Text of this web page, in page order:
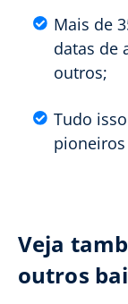
Mais de
datas de
outros;
Tudo
Veja
outros